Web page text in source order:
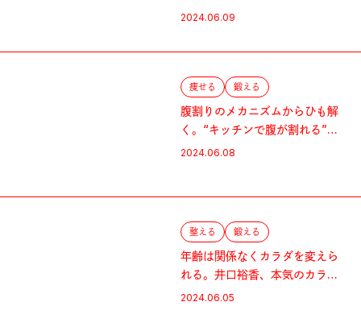
ド
2024.06.09
痩せる 鍛える
腹割りのメカニズムからひも解
く。“キッチンで腹が割れる”理
由
2024.06.08
整える 鍛える
年齢は関係なくカラダを変えら
れる。井口裕香、本気のカラダ
作りの舞台裏。
2024.06.05